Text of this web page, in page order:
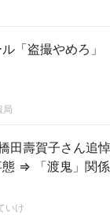
「盗撮やめろ」
局
田壽賀子さん追
⇒ 「渡鬼」関
いけ